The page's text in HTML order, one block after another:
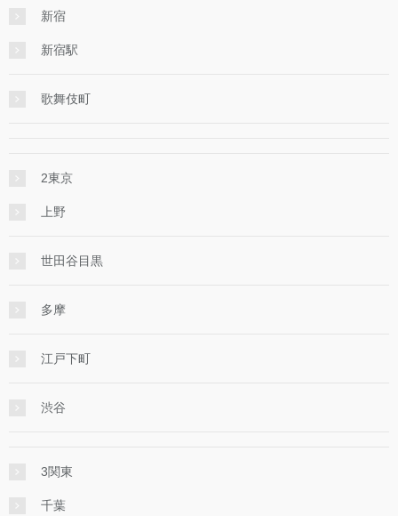
新宿
新宿駅
歌舞伎町
2東京
上野
世田谷目黒
多摩
江戸下町
渋谷
3関東
千葉